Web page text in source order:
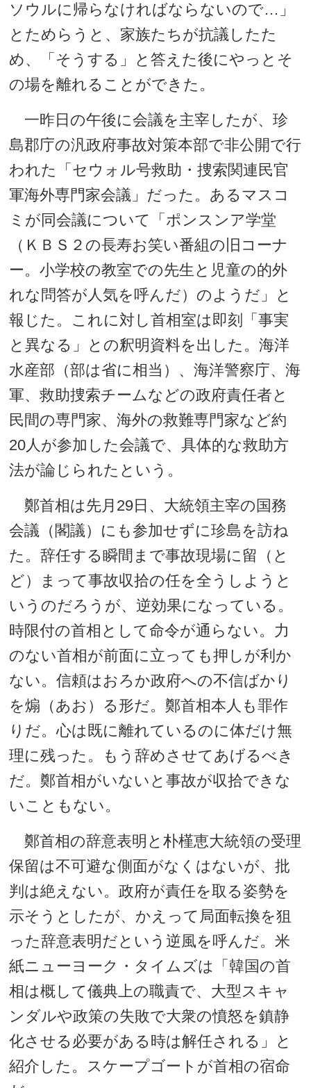
ソウルに帰らなければならないので…」
とためらうと、家族たちが抗議したた
め、「そうする」と答えた後にやっとそ
の場を離れることができた。
一昨日の午後に会議を主宰したが、珍
島郡庁の汎政府事故対策本部で非公開で行
われた「セウォル号救助・捜索関連民官
軍海外専門家会議」だった。あるマスコ
ミが同会議について「ポンスンア学堂
（ＫＢＳ２の長寿お笑い番組の旧コーナ
ー。小学校の教室での先生と児童の的外
れな問答が人気を呼んだ）のようだ」と
報じた。これに対し首相室は即刻「事実
と異なる」との釈明資料を出した。海洋
水産部（部は省に相当）、海洋警察庁、海
軍、救助捜索チームなどの政府責任者と
民間の専門家、海外の救難専門家など約
20人が参加した会議で、具体的な救助方
法が論じられたという。
鄭首相は先月29日、大統領主宰の国務
会議（閣議）にも参加せずに珍島を訪ね
た。辞任する瞬間まで事故現場に留（と
ど）まって事故収拾の任を全うしようと
いうのだろうが、逆効果になっている。
時限付の首相として命令が通らない。力
のない首相が前面に立っても押しが利か
ない。信頼はおろか政府への不信ばかり
を煽（あお）る形だ。鄭首相本人も罪作
りだ。心は既に離れているのに体だけ無
理に残った。もう辞めさせてあげるべき
だ。鄭首相がいないと事故が収拾できな
いこともない。
鄭首相の辞意表明と朴槿恵大統領の受理
保留は不可避な側面がなくはないが、批
判は絶えない。政府が責任を取る姿勢を
示そうとしたが、かえって局面転換を狙
った辞意表明だという逆風を呼んだ。米
紙ニューヨーク・タイムズは「韓国の首
相は概して儀典上の職責で、大型スキャ
ンダルや政策の失敗で大衆の憤怒を鎮静
化させる必要がある時は解任される」と
紹介した。スケープゴートが首相の宿命